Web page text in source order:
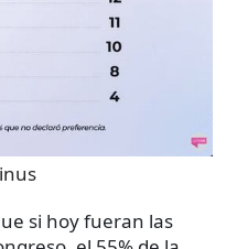
si hoy fueran las